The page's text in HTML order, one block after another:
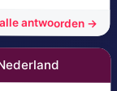
antwoorden →